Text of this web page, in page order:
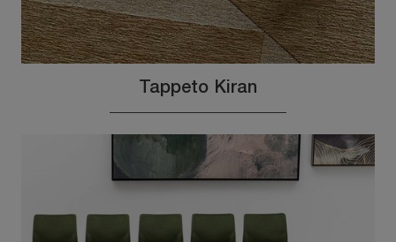
Tappeto Kiran